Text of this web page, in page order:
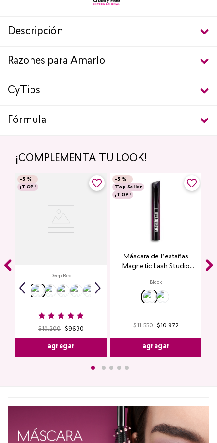
Descripción
Razones para Amarlo
CyTips
Fórmula
¡COMPLEMENTA TU LOOK!
-5 %
¡TOP!
Deep Red
$10.200 $9690
agregar
-5 %
Top Seller
¡TOP!
Máscara de Pestañas
Magnetic Lash Studio
Black
$11.550 $ 10.972
agregar